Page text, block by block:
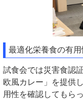
最適化栄養食の有
試食会では災害食認
欧風カレー」を提供
用性を確認してもらっ